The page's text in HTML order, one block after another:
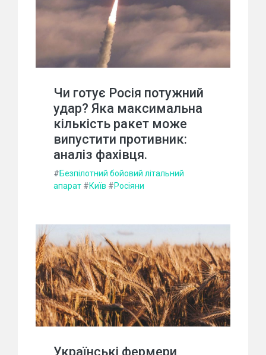
Чи готує Росія потужний
удар? Яка максимальна
кількість ракет може
випустити противник:
аналіз фахівця.
#Безпілотний бойовий літальний
апарат #Київ #Росіяни
Українські фермери